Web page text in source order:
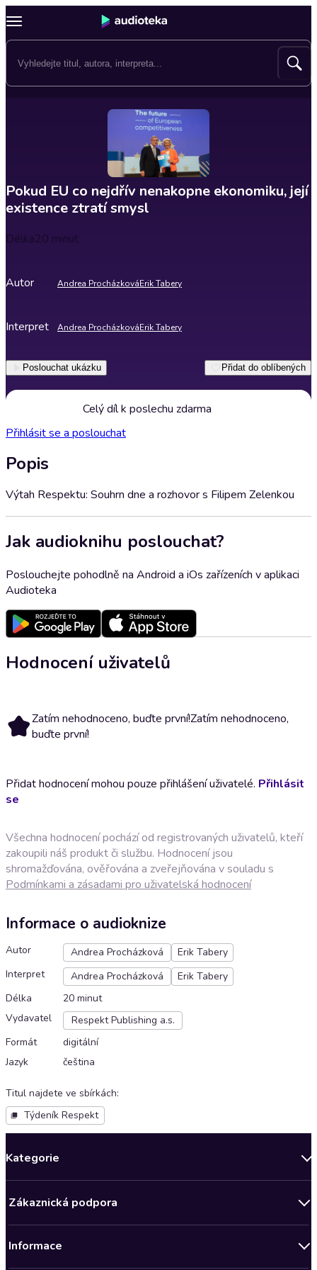
Pokud EU co nejdřív nenakopne ekonomiku, její
existence ztratí smysl
Délka20 minut
Autor Andrea ProcházkováErik Tabery
Interpret Andrea ProcházkováErik Tabery
Poslouchat ukázku Přidat do oblíbených
Celý díl k poslechu zdarma
Přihlásit se a poslouchat
Popis
Výtah Respektu: Souhrn dne a rozhovor s Filipem Zelenkou
Jak audioknihu poslouchat?
Poslouchejte pohodlně na Android a iOs zařízeních v aplikaci
Audioteka
Hodnocení uživatelů
Zatím nehodnoceno, buďte první!Zatím nehodnoceno,
buďte první!
Přidat hodnocení mohou pouze přihlášení uživatelé. Přihlásit
se
Všechna hodnocení pochází od registrovaných uživatelů, kteří
zakoupili náš produkt či službu. Hodnocení jsou
shromažďována, ověřována a zveřejňována v souladu s
Podmínkami a zásadami pro uživatelská hodnocení
Informace o audioknize
Autor Andrea Procházková
Erik Tabery
Interpret
Andrea Procházková
Erik Tabery
Délka
20 minut
Vydavatel
Respekt Publishing a.s.
Formát
digitální
Jazyk
čeština
Titul najdete ve sbírkách:
Týdeník Respekt
Kategorie
Bestsellery měsíce
Zákaznická podpora
Informace